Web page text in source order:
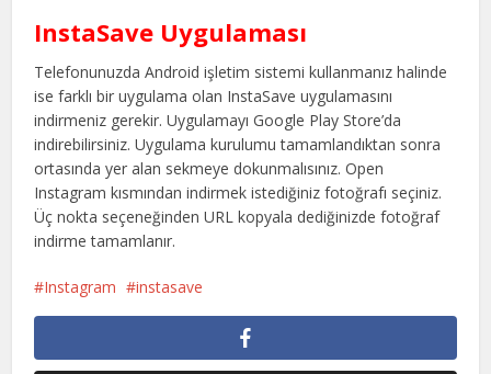
InstaSave Uygulaması
Telefonunuzda Android işletim sistemi kullanmanız halinde
ise farklı bir uygulama olan InstaSave uygulamasını
indirmeniz gerekir. Uygulamayı Google Play Store’da
indirebilirsiniz. Uygulama kurulumu tamamlandıktan sonra
ortasında yer alan sekmeye dokunmalısınız. Open
Instagram kısmından indirmek istediğiniz fotoğrafı seçiniz.
Üç nokta seçeneğinden URL kopyala dediğinizde fotoğraf
indirme tamamlanır.
Instagram instasave